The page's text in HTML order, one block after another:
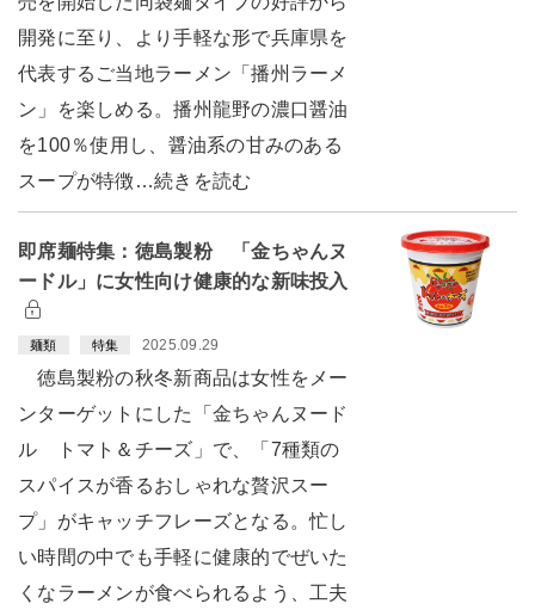
開発に至り、より手軽な形で兵庫県を
代表するご当地ラーメン「播州ラーメ
ン」を楽しめる。播州龍野の濃口醤油
を100％使用し、醤油系の甘みのある
スープが特徴…続きを読む
即席麺特集：徳島製粉 「金ちゃんヌ
ードル」に女性向け健康的な新味投入
麺類 特集 2025.09.29
徳島製粉の秋冬新商品は女性をメー
ンターゲットにした「金ちゃんヌード
ル トマト＆チーズ」で、「7種類の
スパイスが香るおしゃれな贅沢スー
プ」がキャッチフレーズとなる。忙し
い時間の中でも手軽に健康的でぜいた
くなラーメンが食べられるよう、工夫